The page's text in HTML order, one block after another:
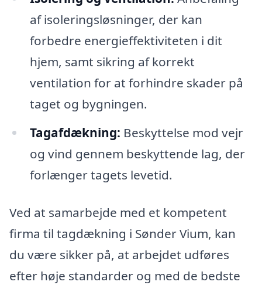
af isoleringsløsninger, der kan
forbedre energieffektiviteten i dit
hjem, samt sikring af korrekt
ventilation for at forhindre skader på
taget og bygningen.
Tagafdækning: Beskyttelse mod vejr
og vind gennem beskyttende lag, der
forlænger tagets levetid.
Ved at samarbejde med et kompetent
firma til tagdækning i Sønder Vium, kan
du være sikker på, at arbejdet udføres
efter høje standarder og med de bedste